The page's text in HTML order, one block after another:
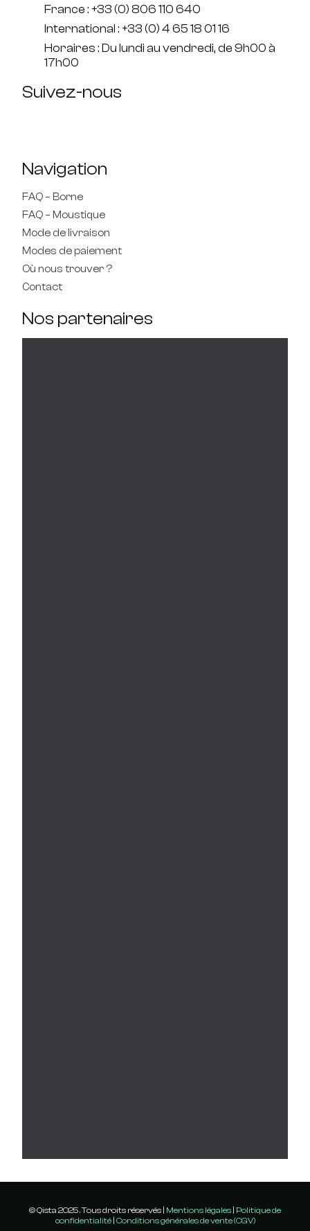
France : +33 (0) 806 110 640
International : +33 (0) 4 65 18 01 16
Horaires : Du lundi au vendredi, de 9h00 à
17h00
Suivez-nous
Navigation
FAQ – Borne
FAQ – Moustique
Mode de livraison
Modes de paiement
Où nous trouver ?
Contact
Nos partenaires
© Qista 2025 . Tous droits réservés | Mentions légales Politique de
confidentialité| Conditions générales de vente (CGV)